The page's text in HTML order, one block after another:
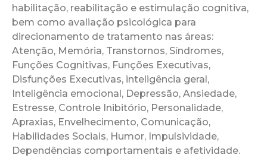
habilitação, reabilitação e estimulação cognitiva,
bem como avaliação psicológica para
direcionamento de tratamento nas áreas:
Atenção, Memória, Transtornos, Síndromes,
Funções Cognitivas, Funções Executivas,
Disfunções Executivas, inteligência geral,
Inteligência emocional, Depressão, Ansiedade,
Estresse, Controle Inibitório, Personalidade,
Apraxias, Envelhecimento, Comunicação,
Habilidades Sociais, Humor, Impulsividade,
Dependências comportamentais e afetividade.